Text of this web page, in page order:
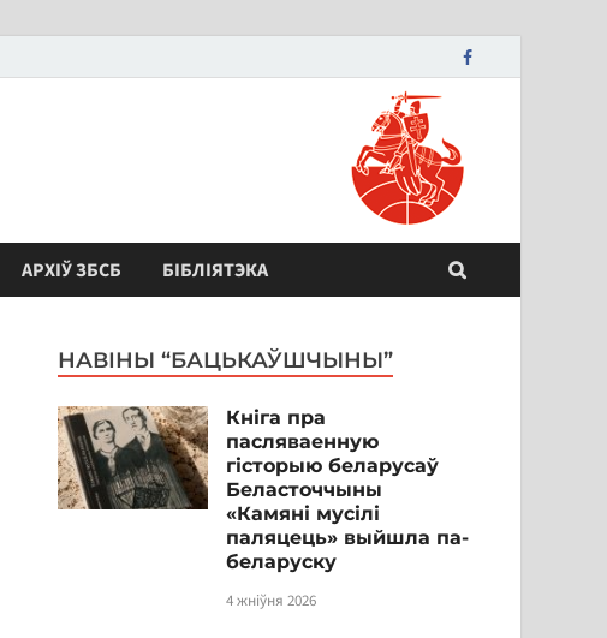
АРХІЎ ЗБСБ БІБЛІЯТЭКА
НАВІНЫ “БАЦЬКАЎШЧЫНЫ”
Кніга пра
пасляваенную
гісторыю беларусаў
Беласточчыны
«Камяні мусілі
паляцець» выйшла па-
беларуску
4 жніўня 2026